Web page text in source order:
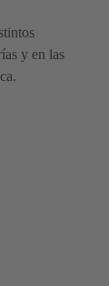
y en las